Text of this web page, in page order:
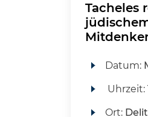
Tacheles
Datum:
Uhrzeit:
Ort: